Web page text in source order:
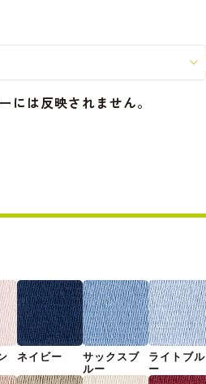
には反映されません。
ネイビー
サックスブ
ルー
ライトブル
ー